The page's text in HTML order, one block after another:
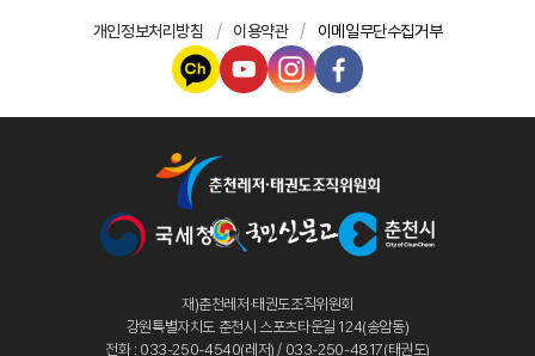
개인정보처리방침 이용약관 이메일무단수집거부
재)춘천레저·태권도조직위원회
강원특별자치도 춘천시 스포츠타운길 124(송암동)
전화 : 033-250-4540(레저) / 033-250-4817(태권도)